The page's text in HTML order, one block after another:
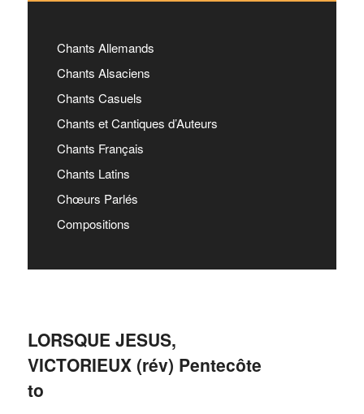
LORSQUE JESUS,
VICTORIEUX (rév) Pentecôte
to
Chants Allemands
Chants Alsaciens
Chants Casuels
Chants et Cantiques d’Auteurs
Chants Français
Chants Latins
Chœurs Parlés
Compositions